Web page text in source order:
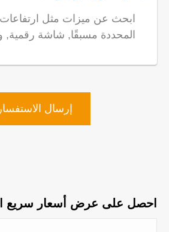
ابحث عن ميزات مثل ارتفاعات
المحددة مسبقًا, شاشة
إرسال الاستفسار
احصل على عرض أسعار سريع